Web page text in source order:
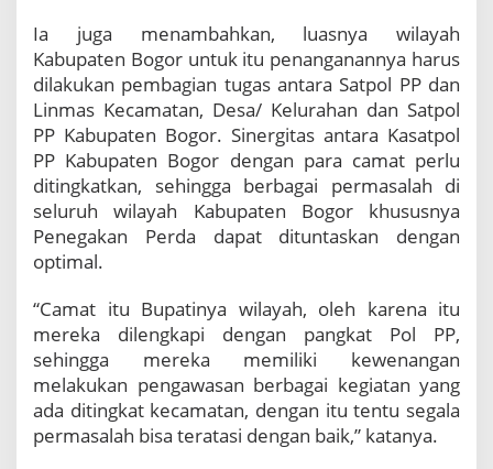
a
l
Ia juga menambahkan, luasnya wilayah
Kabupaten Bogor untuk itu penanganannya harus
dilakukan pembagian tugas antara Satpol PP dan
Linmas Kecamatan, Desa/ Kelurahan dan Satpol
PP Kabupaten Bogor. Sinergitas antara Kasatpol
PP Kabupaten Bogor dengan para camat perlu
ditingkatkan, sehingga berbagai permasalah di
seluruh wilayah Kabupaten Bogor khususnya
Penegakan Perda dapat dituntaskan dengan
optimal.
“Camat itu Bupatinya wilayah, oleh karena itu
mereka dilengkapi dengan pangkat Pol PP,
sehingga mereka memiliki kewenangan
melakukan pengawasan berbagai kegiatan yang
ada ditingkat kecamatan, dengan itu tentu segala
permasalah bisa teratasi dengan baik,” katanya.